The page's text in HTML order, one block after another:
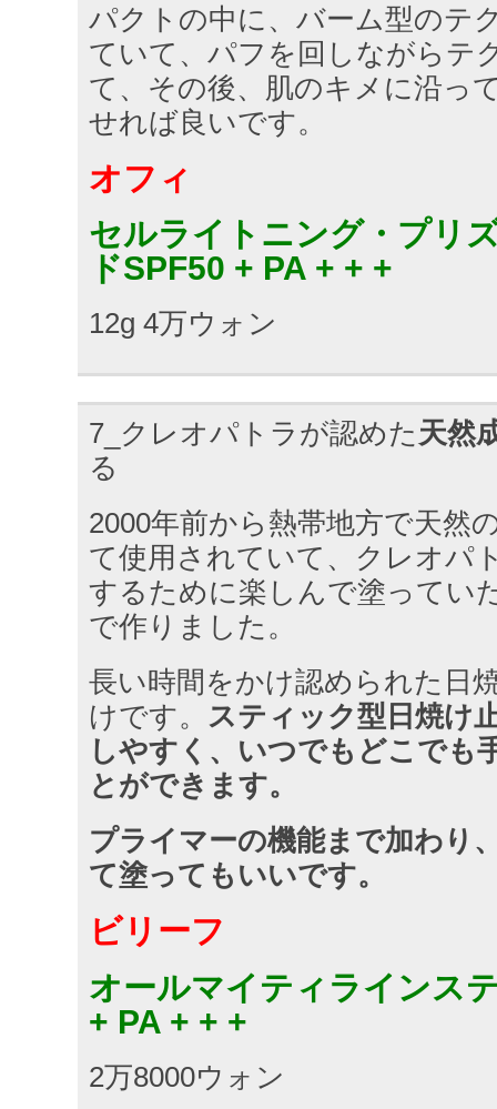
パクトの中に、バーム型のテ
ていて、パフを回しながらテ
て、その後、肌のキメに沿っ
せれば良いです。
オフィ
セルライトニング・プリ
ドSPF50 + PA + + +
12g 4万ウォン
7_クレオパトラが認めた 天然
る
2000年前から熱帯地方で天然
て使用されていて、クレオパ
するために楽しんで塗ってい
で作りました。
長い時間をかけ認められた日
けです。 スティック型日焼け
しやすく、いつでもどこでも
とができます。
プライマーの機能まで加わり
て塗ってもいいです。
ビリーフ
オールマイティラインス
+ PA + + +
2万8000ウォン